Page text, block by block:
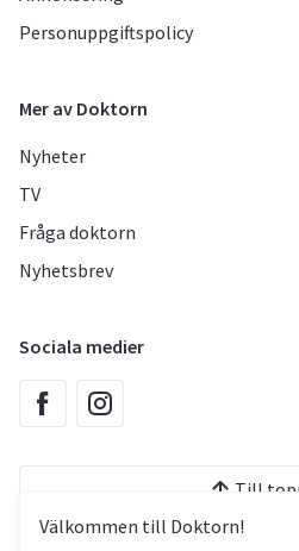
Välkommen till Doktorn!
Personuppgiftspolicy
Mer av Doktorn
Nyheter
TV
Fråga doktorn
Nyhetsbrev
Sociala medier
Till